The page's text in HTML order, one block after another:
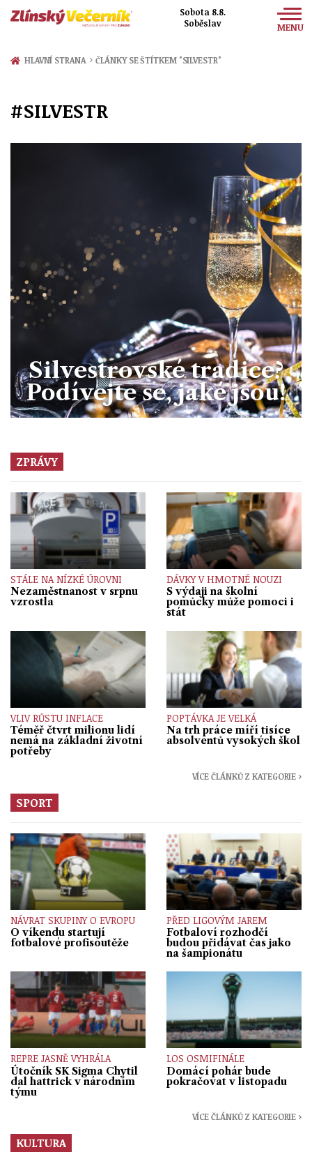
Sobota 8.8.
Soběslav
MENU
Zprávy
Kultura
Společnost
HLAVNÍ STRANA › ČLÁNKY SE ŠTÍTKEM "SILVESTR"
#SILVESTR
Silvestrovské tradice?
Podívejte se, jaké jsou!
ZPRÁVY
STÁLE NA NÍZKÉ ÚROVNI
Nezaměstnanost v srpnu
vzrostla
DÁVKY V HMOTNÉ NOUZI
S výdaji na školní
pomůcky může pomoci i
stát
VLIV RŮSTU INFLACE
Téměř čtvrt milionu lidí
nemá na základní životní
potřeby
POPTÁVKA JE VELKÁ
Na trh práce míří tisíce
absolventů vysokých škol
VÍCE ČLÁNKŮ Z KATEGORIE ›
SPORT
NÁVRAT SKUPINY O EVROPU
O víkendu startují
fotbalové profisoutěže
PŘED LIGOVÝM JAREM
Fotbaloví rozhodčí
budou přidávat čas jako
na šampionátu
REPRE JASNĚ VYHRÁLA
Útočník SK Sigma Chytil
dal hattrick v národním
týmu
LOS OSMIFINÁLE
Domácí pohár bude
pokračovat v listopadu
VÍCE ČLÁNKŮ Z KATEGORIE ›
KULTURA